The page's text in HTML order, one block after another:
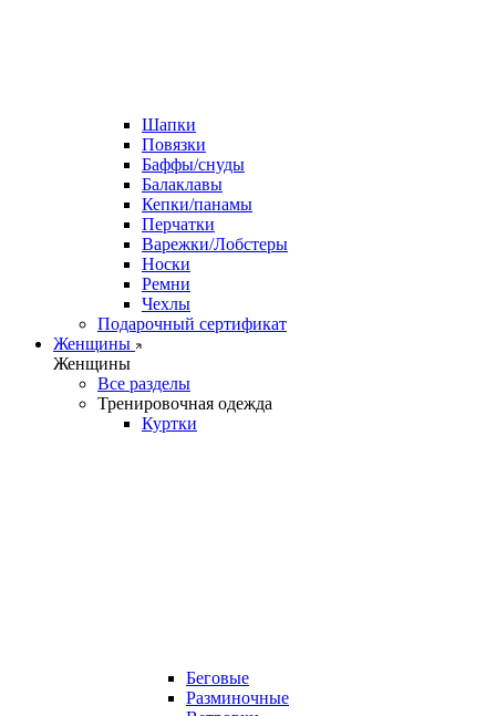
Шапки
Повязки
Баффы/снуды
Балаклавы
Кепки/панамы
Перчатки
Варежки/Лобстеры
Носки
Ремни
Чехлы
Подарочный сертификат
Женщины
Женщины
Все разделы
Тренировочная одежда
Куртки
Беговые
Разминочные